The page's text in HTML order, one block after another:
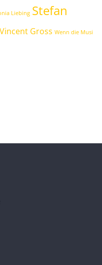
Liebing Stefan
Vincent Gross Wenn die Musi